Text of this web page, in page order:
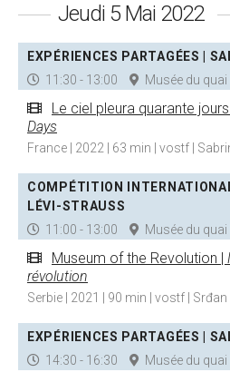
Jeudi 5 Mai 2022
EXPÉRIENCES PARTAGÉES |
11:30 - 13:00
Musée du
Le ciel pleura quarante jours
Days
France | 2022 | 63 min | vostf |
COMPÉTITION
LÉVI-STRAUSS
11:00 - 13:00
Musée du
Museum of the Revolution |
révolution
Serbie | 2021 | 90 min | vostf | Srđan
EXPÉRIENCES PARTAGÉES |
14:30 - 16:30
Musée du